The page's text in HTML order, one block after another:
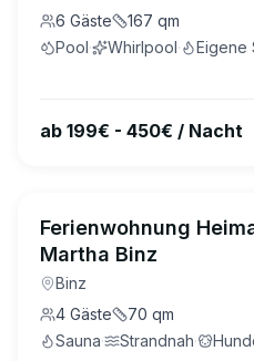
6 Gäste 167 qm
Pool· Whirlpool· Eigene
ab 199€ - 450€ / Nacht
Ferienwohnung
Martha Binz
Binz
4 Gäste 70 qm
Sauna· Strandnah·